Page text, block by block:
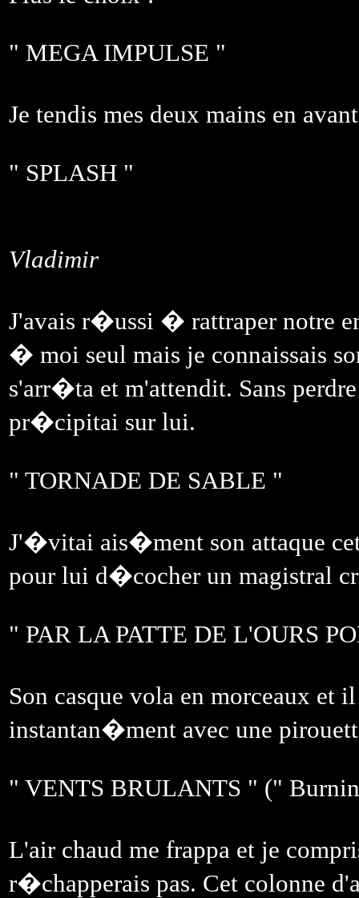
" MEGA IMPULSE "
Je tendis mes deux mains en
" SPLASH "
Vladimir
J'avais r�ussi � rattraper notre
� moi seul mais je connaissais
s'arr�ta et m'attendit. Sans
pr�cipitai sur lui.
" TORNADE DE SABLE "
J'�vitai ais�ment son attaque
pour lui d�cocher un magistral
" PAR LA PATTE DE L'OURS
Son casque vola en morceaux
instantan�ment avec une
" VENTS BRULANTS " ("
L'air chaud me frappa et je
r�chapperais pas. Cet colonne